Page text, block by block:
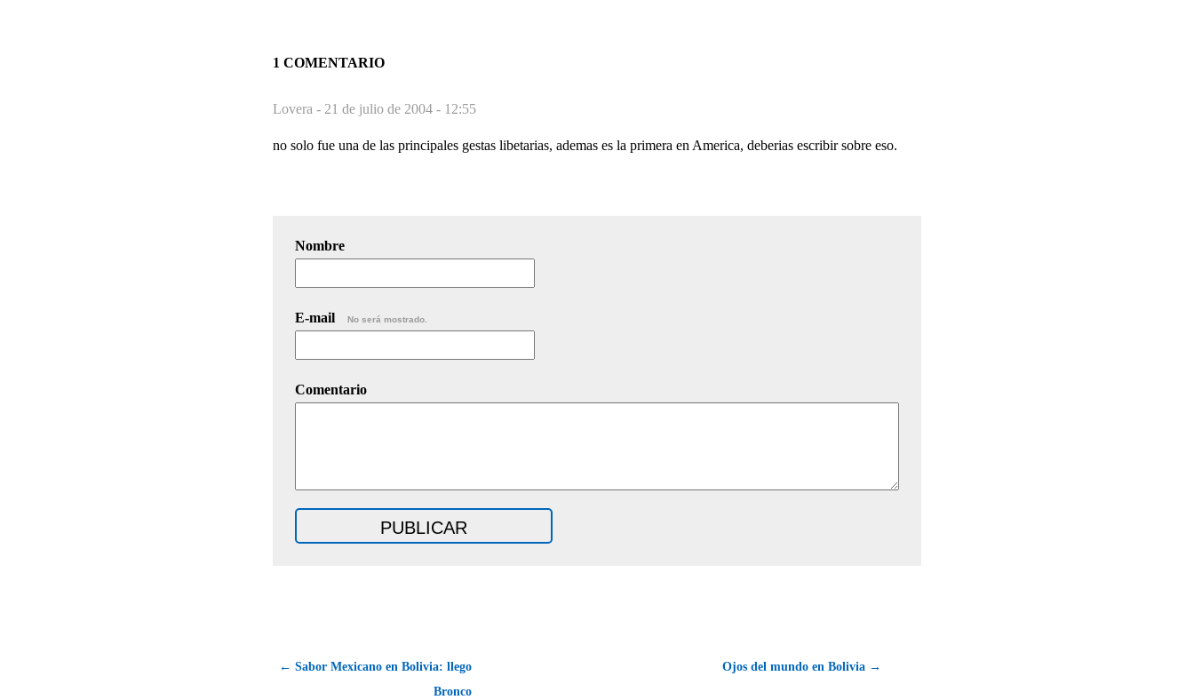
1 COMENTARIO
Lovera - 21 de julio de 2004 - 12:55
no solo fue una de las principales gestas libetarias, ademas es la primera en America, deberias escribir sobre eso.
Nombre
E-mail No será mostrado.
Comentario
← Sabor Mexicano en Bolivia: llego
Bronco
Ojos del mundo en Bolivia →